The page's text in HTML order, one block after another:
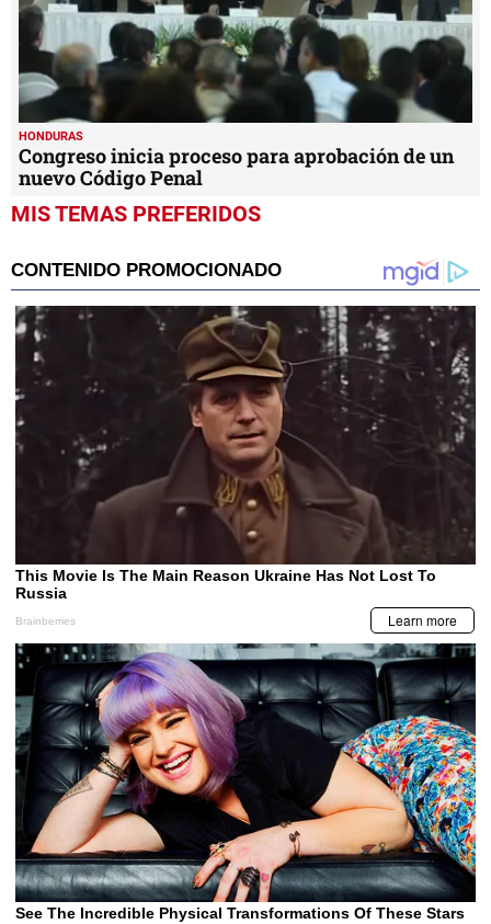
HONDURAS
Congreso inicia proceso para aprobación de un
nuevo Código Penal
MIS TEMAS PREFERIDOS